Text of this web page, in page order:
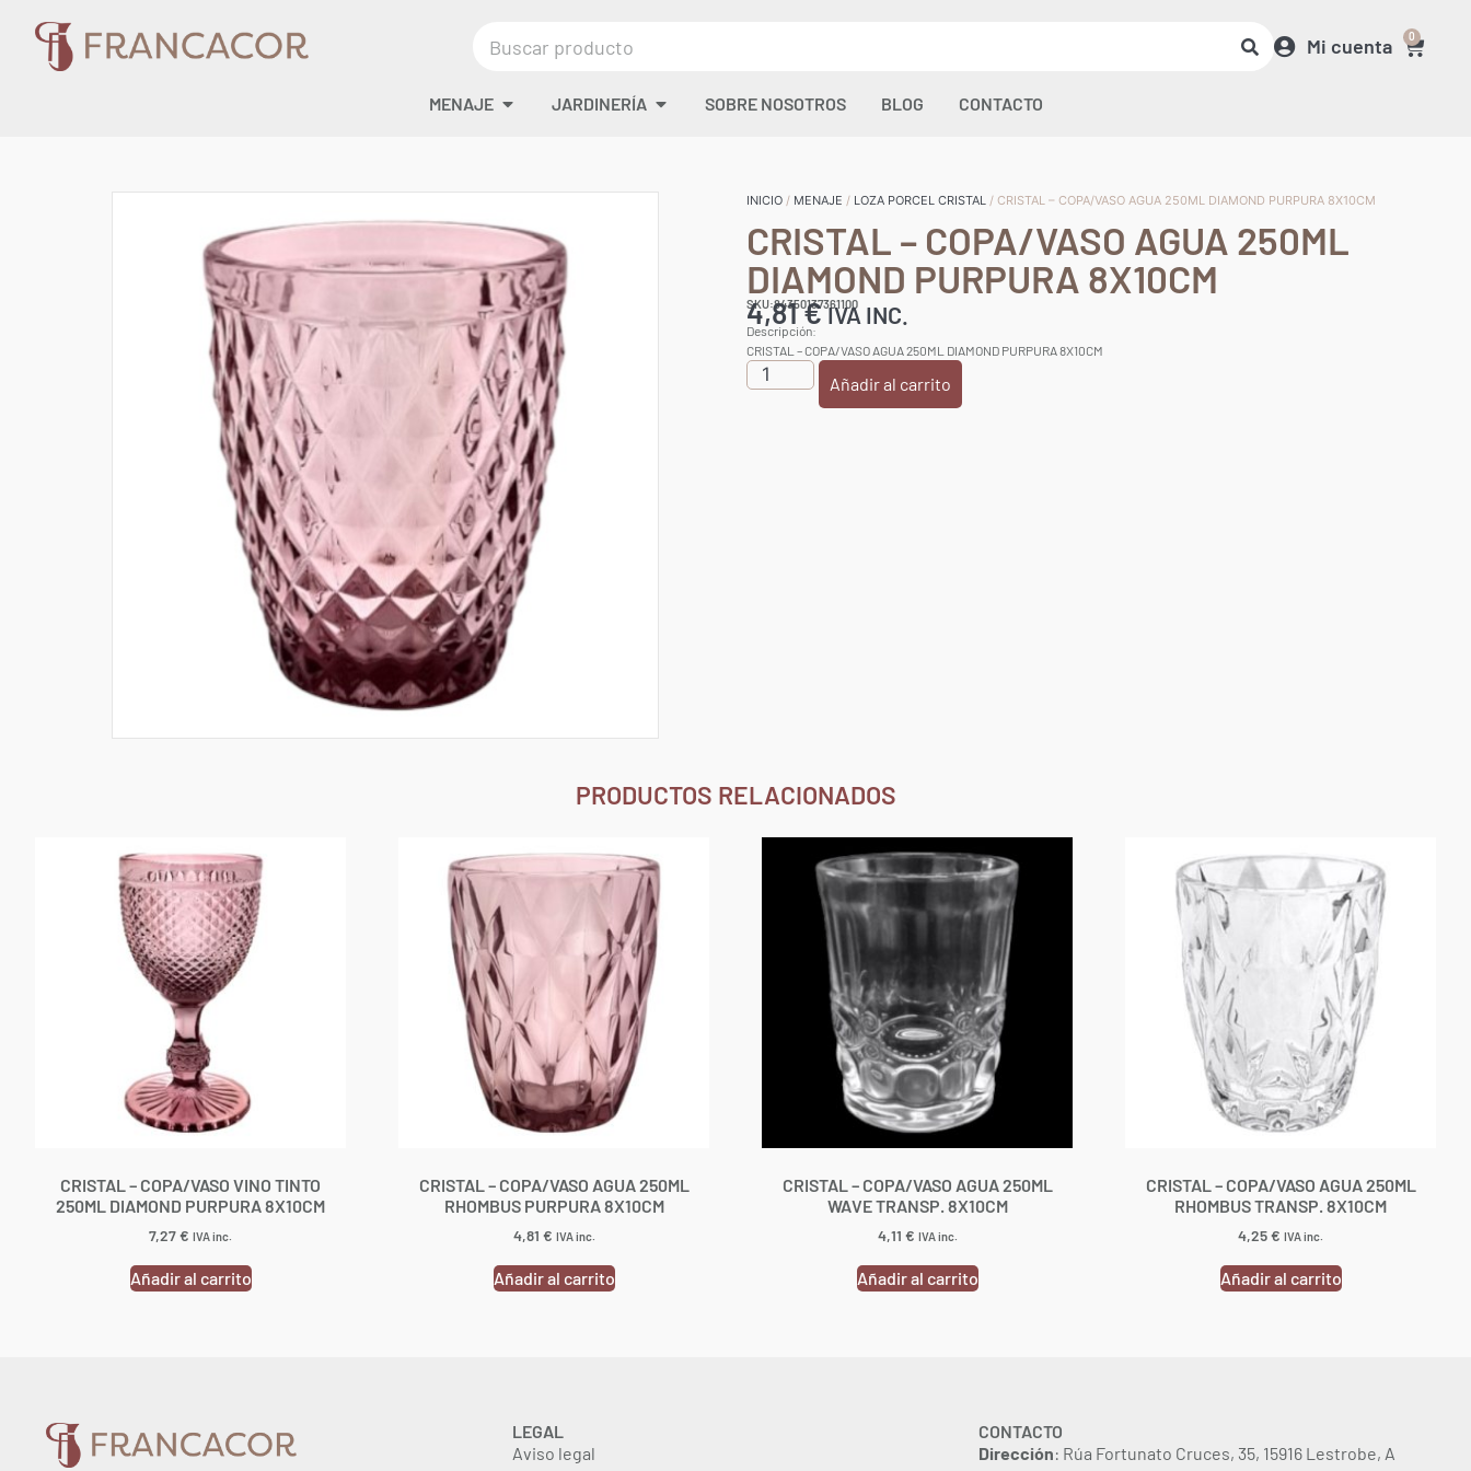
Mi cuenta 0
MENAJE JARDINERÍA SOBRE NOSOTROS BLOG CONTACTO
INICIO / MENAJE / LOZA PORCEL CRISTAL / CRISTAL – COPA/VASO AGUA 250ML DIAMOND PURPURA 8X10CM
CRISTAL – COPA/VASO AGUA 250ML
DIAMOND PURPURA 8X10CM
SKU:84350137361100
4,81€IVA INC.
Descripción:
CRISTAL – COPA/VASO AGUA 250ML DIAMOND PURPURA 8X10CM
Añadir al carrito
PRODUCTOS RELACIONADOS
CRISTAL – COPA/VASO VINO TINTO
250ML DIAMOND PURPURA 8X10CM
7,27€ IVA inc.
Añadir al carrito
CRISTAL – COPA/VASO AGUA 250ML
RHOMBUS PURPURA 8X10CM
4,81 € IVA inc.
Añadir al carrito
CRISTAL – COPA/VASO AGUA 250ML
WAVE TRANSP. 8X10CM
4,11 € IVA inc.
Añadir al carrito
CRISTAL – COPA/VASO AGUA 250ML
RHOMBUS TRANSP. 8X10CM
4,25€ IVA inc.
Añadir al carrito
LEGAL
Aviso legal
CONTACTO
Dirección: Rúa Fortunato Cruces, 35, 15916 Lestrobe, A